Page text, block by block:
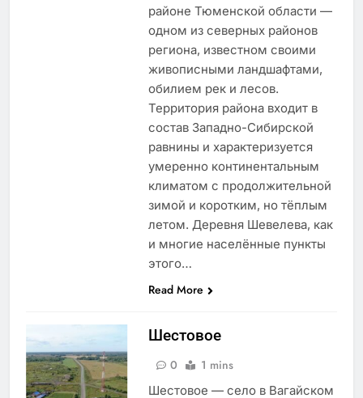
районе Тюменской области —
одном из северных районов
региона, известном своими
живописными ландшафтами,
обилием рек и лесов.
Территория района входит в
состав Западно-Сибирской
равнины и характеризуется
умеренно континентальным
климатом с продолжительной
зимой и коротким, но тёплым
летом. Деревня Шевелева, как
и многие населённые пункты
этого…
Read More
Шестовое
0 1 mins
Шестовое — село в Вагайском